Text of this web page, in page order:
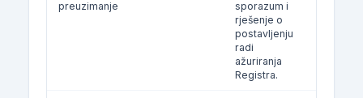
preuzimanje
sporazum i
rješenje o
postavljenju
radi
ažuriranja
Registra.